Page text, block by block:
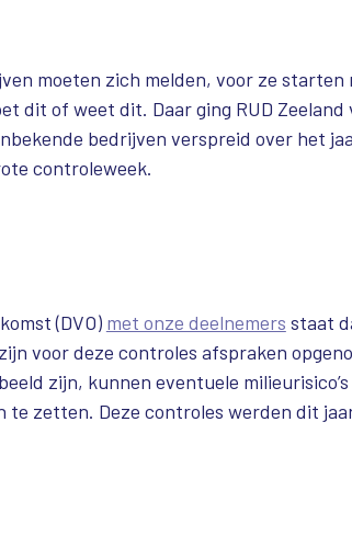
moeten zich melden, voor ze
dit of weet dit. Daar ging RUD Zeeland
bedrijven verspreid over het
controleweek.
(DVO) met onze deelnemers staat
voor deze controles afspraken
zijn, kunnen eventuele
te zetten. Deze controles werden dit